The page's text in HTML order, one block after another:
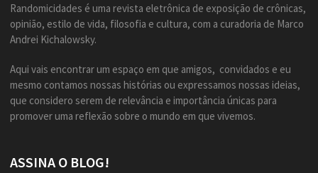
Randomicidades é uma revista eletrônica de exposição de crônicas,
opinião, estilo de vida, filosofia e cultura, com a curadoria de Marco
Andrei Kichalowsky.
Aqui vais encontrar um espaço em que amigos, convidados e eu
mesmo contamos nossas histórias ou expressamos nossas ideias,
que considero serem de relevância e importância únicas para
promover uma reflexão sobre o mundo em que vivemos.
ASSINA O BLOG!